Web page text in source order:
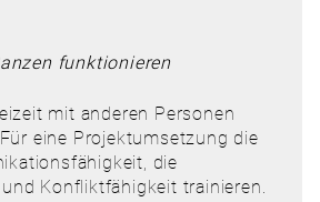
funktionieren
mit anderen Personen
eine Projektumsetzung die
die
Konfliktfähigkeit trainieren.